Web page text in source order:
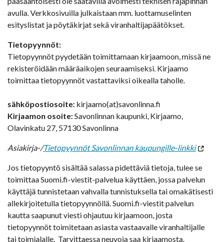
avulla. Verkkosivuilla julkaistaan mm. luottamuselinten
esityslistat ja pöytäkirjat sekä viranhaltijapäätökset.
Tietopyynnöt:
Tietopyynnöt pyydetään toimittamaan kirjaamoon, missä ne
rekisteröidään määräaikojen seuraamiseksi. Kirjaamo
toimittaa tietopyynnöt vastattaviksi oikealla taholle.
sähköpostiosoite: kirjaamo(at)savonlinna.fi
Kirjaamon osoite:Savonlinnan kaupunki, Kirjaamo,
Olavinkatu 27, 57130 Savonlinna
Asiakirja-/Tietopyynnöt Savonlinnan kaupungille-linkki
Jos tietopyyntö sisältää salassa pidettäviä tietoja, tulee se
toimittaa Suomi.fi-viestit-palvelua käyttäen, jossa palvelun
käyttäjä tunnistetaan vahvalla tunnistuksella tai omakätisesti
allekirjoitetulla tietopyynnöllä. Suomi.fi-viestit palvelun
kautta saapunut viesti ohjautuu kirjaamoon, josta
tietopyynnöt toimitetaan asiasta vastaavalle viranhaltijalle
tai toimialalle. Tarvittaessa neuvoja saa kirjaamosta.